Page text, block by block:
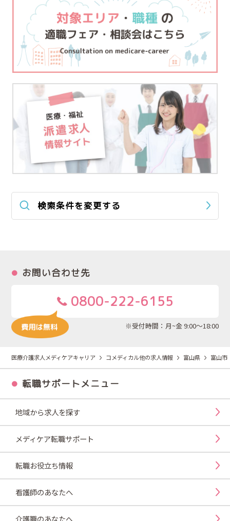
検索条件を変更する
お問い合わせ先
0800-222-6155
※受付時間：月~金 9:00～18:00
医療介護求人メディケアキャリア コメディカル他の求人情報 富山県 富山市
転職サポートメニュー
地域から求人を探す
メディケア転職サポート
転職お役立ち情報
看護師のあなたへ
介護職のあなたへ